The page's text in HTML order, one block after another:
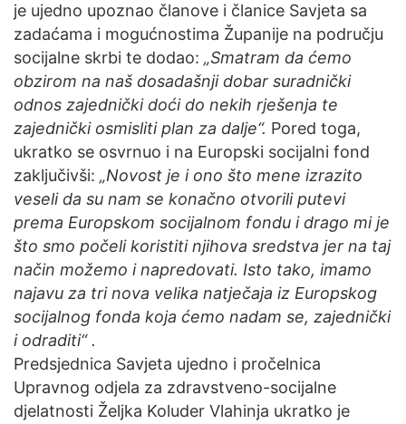
je ujedno upoznao članove i članice Savjeta sa
zadaćama i mogućnostima Županije na području
socijalne skrbi te dodao: „Smatram da ćemo
obzirom na naš dosadašnji dobar suradnički
odnos zajednički doći do nekih rješenja te
zajednički osmisliti plan za dalje“. Pored toga,
ukratko se osvrnuo i na Europski socijalni fond
zaključivši: „Novost je i ono što mene izrazito
veseli da su nam se konačno otvorili putevi
prema Europskom socijalnom fondu i drago mi je
što smo počeli koristiti njihova sredstva jer na taj
način možemo i napredovati. Isto tako, imamo
najavu za tri nova velika natječaja iz Europskog
socijalnog fonda koja ćemo nadam se, zajednički
i odraditi“ .
Predsjednica Savjeta ujedno i pročelnica
Upravnog odjela za zdravstveno-socijalne
djelatnosti Željka Koluder Vlahinja ukratko je